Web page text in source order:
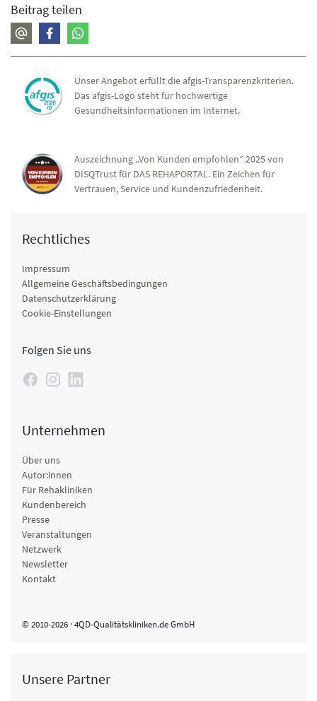
Beitrag teilen
Unser Angebot erfüllt die afgis-Transparenzkriterien.
Das afgis-Logo steht für hochwertige
Gesundheitsinformationen im Internet.
Auszeichnung „Von Kunden empfohlen“ 2025 von
DISQTrust für DAS REHAPORTAL. Ein Zeichen für
Vertrauen, Service und Kundenzufriedenheit.
Rechtliches
Impressum
Allgemeine Geschäftsbedingungen
Datenschutzerklärung
Cookie-Einstellungen
Folgen Sie uns
Unternehmen
Über uns
Autor:innen
Für Rehakliniken
Kundenbereich
Presse
Veranstaltungen
Netzwerk
Newsletter
Kontakt
© 2010-2026 · 4QD-Qualitätskliniken.de GmbH
Unsere Partner